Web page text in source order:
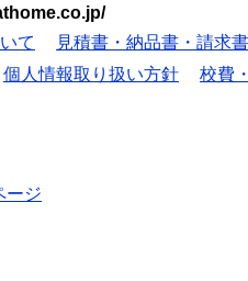
て 見積書・納品書・請求
個人情報取り扱い方針 校費
ージ